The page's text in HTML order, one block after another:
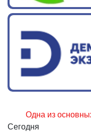
Одна из основных
Сегодня